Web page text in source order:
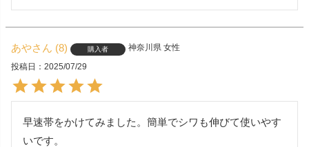
あや 8 購入者 神奈川県 女性
投稿日
2025/07/29
早速帯をかけてみました。簡単でシワも伸びて使いやす
いです。